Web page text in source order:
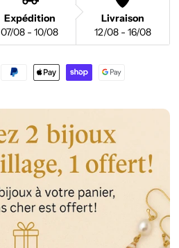
Expédition
07/08 - 10/08
Livraison
12/08 - 16/08